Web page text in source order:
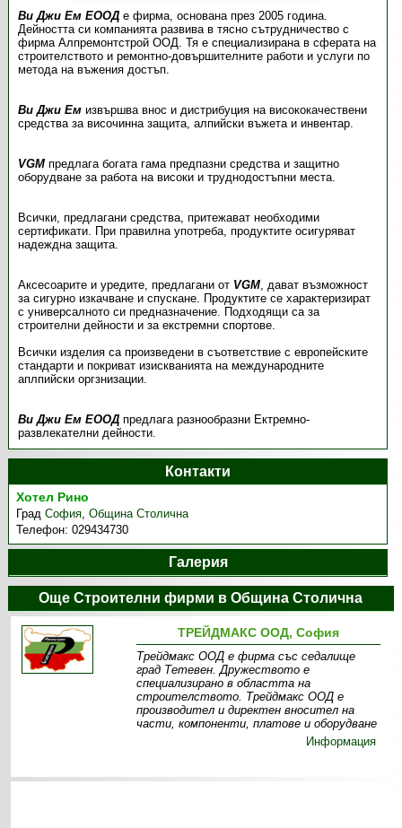
Ви Джи Ем ЕООДе фирма, основана през 2005 година.
Дейността си компанията развива в тясно сътрудничество с
фирма Алпремонтстрой ООД. Тя е специализирана в сферата на
строителството и ремонтно-довършителните работи и услуги по
метода на въжения достъп.
Ви Джи Емизвършва внос и дистрибуция на висококачествени
средства за височинна защита, алпийски въжета и инвентар.
VGMпредлага богата гама предпазни средства и защитно
оборудване за работа на високи и труднодостъпни места.
Всички, предлагани средства, притежават необходими
сертификати. При правилна употреба, продуктите осигуряват
надеждна защита.
Аксесоарите и уредите, предлагани от VGM, дават възможност
за сигурно изкачване и спускане. Продуктите се характеризират
с универсалното си предназначение. Подходящи са за
строителни дейности и за екстремни спортове.
Всички изделия са произведени в съответствие с европейските
стандарти и покриват изискванията на международните
аплпийски оргзнизации.
Ви Джи Ем ЕООДпредлага разнообразни Ектремно-
развлекателни дейности.
Контакти
Хотел Рино
ГрадСофия,Община Столична
Телефон:029434730
Галерия
Още Строителни фирми в Община Столична
ТРЕЙДМАКС ООД, София
Трейдмакс ООД е фирма със седалище
град Тетевен. Дружеството е
специализирано в областта на
строителството. Трейдмакс ООД е
производител и директен вносител на
части, компоненти, платове и оборудване
Информация